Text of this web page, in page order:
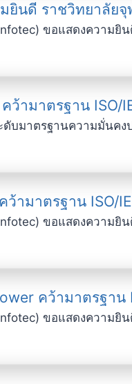
นดี ราชวิทยาลัยจุ
ขอแสดงความยิ
ว้ามาตรฐาน ISO/
ดับมาตรฐานความมั่นค
ามาตรฐาน ISO/
ขอแสดงความยิ
คว้ามาตรฐาน
ขอแสดงความยิ